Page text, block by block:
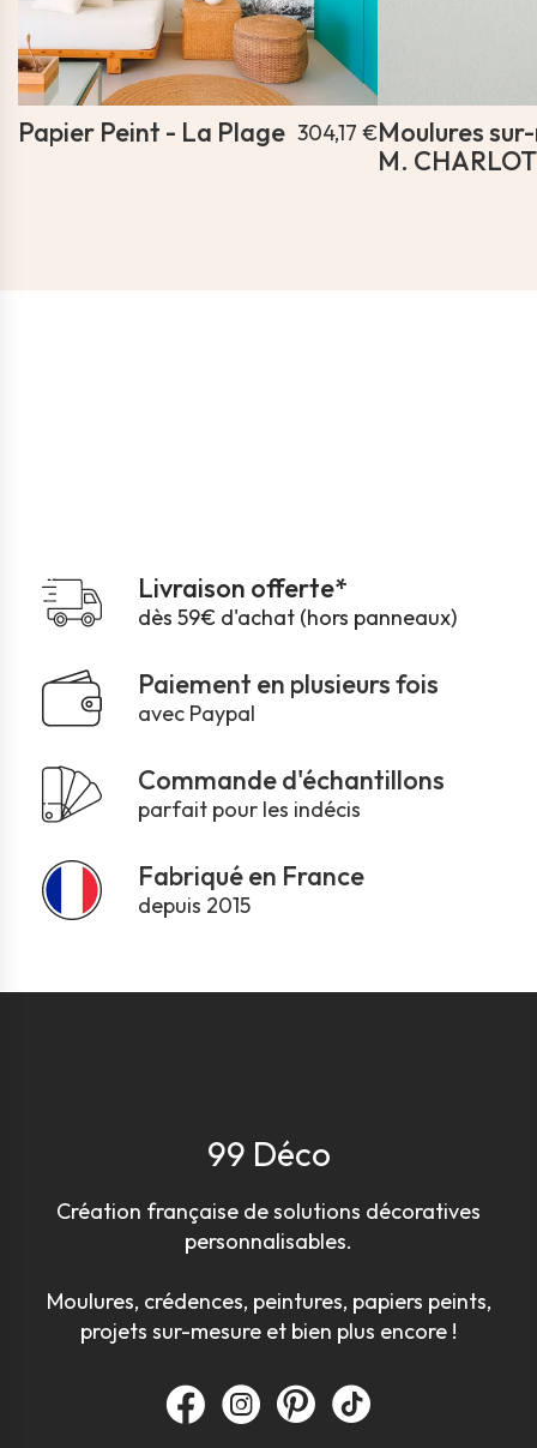
Papier Peint - La Plage 304,17 €Moulures
M. CHARLOT
Livraison offerte*
dès 59€ d'achat (hors panneaux)
Paiement en plusieurs fois
avec Paypal
Commande d'échantillons
parfait pour les indécis
Fabriqué en France
depuis 2015
99 Déco
Création française de solutions décoratives
personnalisables.
Moulures, crédences, peintures, papiers peints,
projets sur-mesure et bien plus encore !